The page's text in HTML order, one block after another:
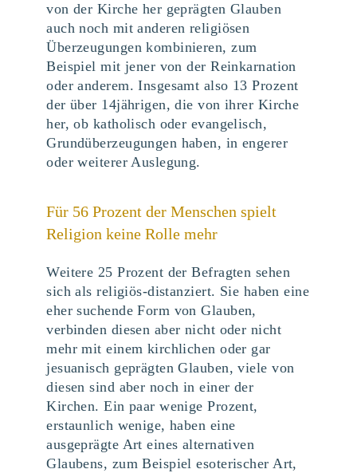
von der Kirche her geprägten Glauben
auch noch mit anderen religiösen
Überzeugungen kombinieren, zum
Beispiel mit jener von der Reinkarnation
oder anderem. Insgesamt also 13 Prozent
der über 14jährigen, die von ihrer Kirche
her, ob katholisch oder evangelisch,
Grundüberzeugungen haben, in engerer
oder weiterer Auslegung.
Für 56 Prozent der Menschen spielt
Religion keine Rolle mehr
Weitere 25 Prozent der Befragten sehen
sich als religiös-distanziert. Sie haben eine
eher suchende Form von Glauben,
verbinden diesen aber nicht oder nicht
mehr mit einem kirchlichen oder gar
jesuanisch geprägten Glauben, viele von
diesen sind aber noch in einer der
Kirchen. Ein paar wenige Prozent,
erstaunlich wenige, haben eine
ausgeprägte Art eines alternativen
Glaubens, zum Beispiel esoterischer Art,